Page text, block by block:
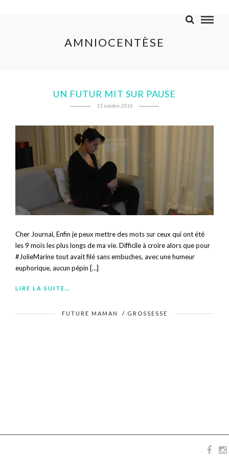
AMNIOCENTÈSE
UN FUTUR MIT SUR PAUSE
12 octobre 2016
Cher Journal, Enfin je peux mettre des mots sur ceux qui ont été
les 9 mois les plus longs de ma vie. Difficile à croire alors que pour
#JolieMarine tout avait filé sans embuches, avec une humeur
euphorique, aucun pépin […]
LIRE LA SUITE…
FUTURE MAMAN / GROSSESSE